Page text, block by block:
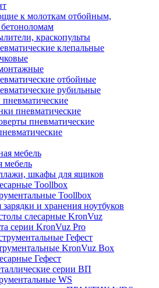
к молоткам отбойным,
краскопульты
клепальные
отбойные
рубильные
пневматические
пневматические
мебель
шкафы для ящиков
Toollbox
Toollbox
и хранения ноутбуков
слесарные KronVuz
серии KronVuz Pro
Гефест
KronVuz Box
Гефест
серии ВП
WS